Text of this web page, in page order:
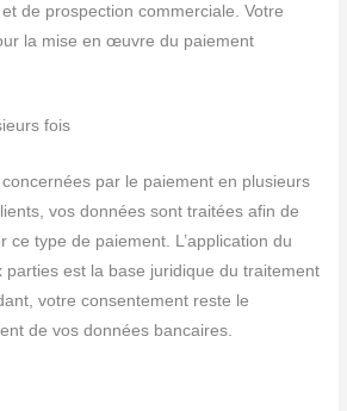
de prospection commerciale. Votre
la mise en œuvre du paiement
fois
par le paiement en plusieurs
vos données sont traitées afin de
ce type de paiement. L’application du
parties est la base juridique du traitement
votre consentement reste le
de vos données bancaires.